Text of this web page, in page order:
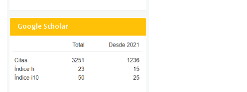
Google Scholar